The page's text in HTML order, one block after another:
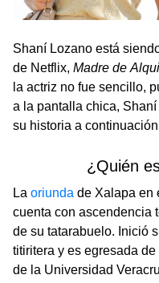
Shaní Lozano está
de Netflix, Madre de
la actriz no fue sencillo,
a la pantalla chica,
su historia a
¿Quién
La oriunda de Xalapa en
cuenta con ascendencia
de su tatarabuelo. Inició
titiritera y es egresada
de la Universidad